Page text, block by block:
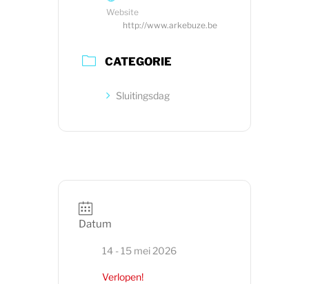
Website
http://www.arkebuze.be
CATEGORIE
Sluitingsdag
Datum
14 - 15 mei 2026
Verlopen!